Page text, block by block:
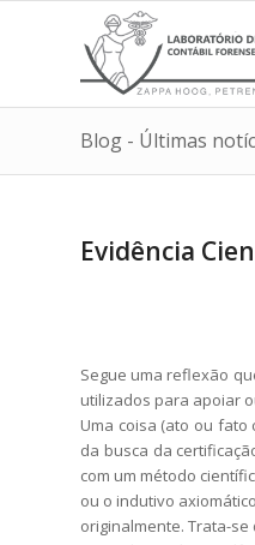
Blog - Últimas
Evidência
Segue uma reflexão
utilizados para apoiar
Uma coisa (ato ou
da busca da
com um método
ou o indutivo
originalmente. Trata-